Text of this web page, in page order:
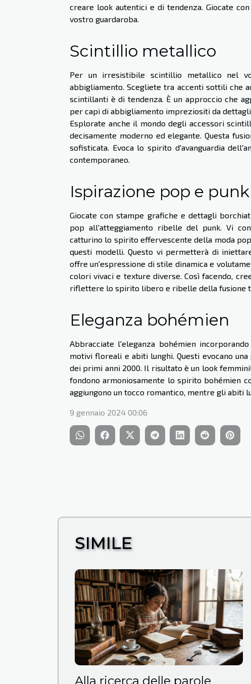
creare look autentici e di tendenza. Giocate
vostro guardaroba.
Scintillio metallico
Per un irresistibile scintillio metallico nel
abbigliamento. Scegliete tra accenti sottili che
scintillanti è di tendenza. È un approccio che
per capi di abbigliamento impreziositi da
Esplorate anche il mondo degli accessori
decisamente moderno ed elegante. Questa
sofisticata. Evoca lo spirito d'avanguardia
contemporaneo.
Ispirazione pop e punk
Giocate con stampe grafiche e dettagli
pop all'atteggiamento ribelle del punk. Vi
catturino lo spirito effervescente della moda
questi modelli. Questo vi permetterà di
offre un'espressione di stile dinamica e
colori vivaci e texture diverse. Così facendo,
riflettere lo spirito libero e ribelle della fusione
Eleganza bohémien
Abbracciate l'eleganza bohémien
motivi floreali e abiti lunghi. Questi evocano
dei primi anni 2000. Il risultato è un look
fondono armoniosamente lo spirito bohémien
aggiungono un tocco romantico, mentre gli abiti
9 gennaio 2024 00:06
SIMILE
Alla ricerca delle parole